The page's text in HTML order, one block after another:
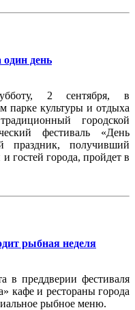
один день
2 сентября, в
парке культуры и отдыха
городской
фестиваль «День
праздник, получивший
гостей города, пройдет в
рыбная неделя
в преддверии фестиваля
кафе и рестораны города
рыбное меню.